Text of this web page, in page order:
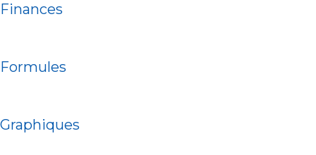
Finances
Formules
Graphiques